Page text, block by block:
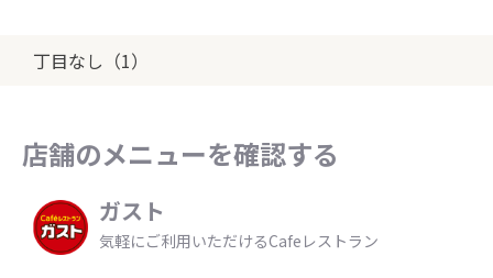
丁目なし（1）
店舗のメニューを確認する
ガスト
気軽にご利用いただけるCafeレストラン